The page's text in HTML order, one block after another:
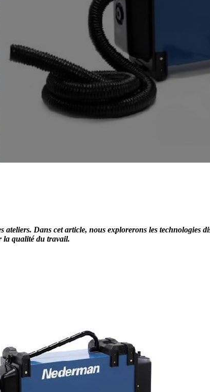
Dans cet article, nous explorerons les technologies
la qualité du travail.